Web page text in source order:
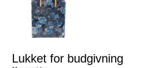
Lukket for budgivning